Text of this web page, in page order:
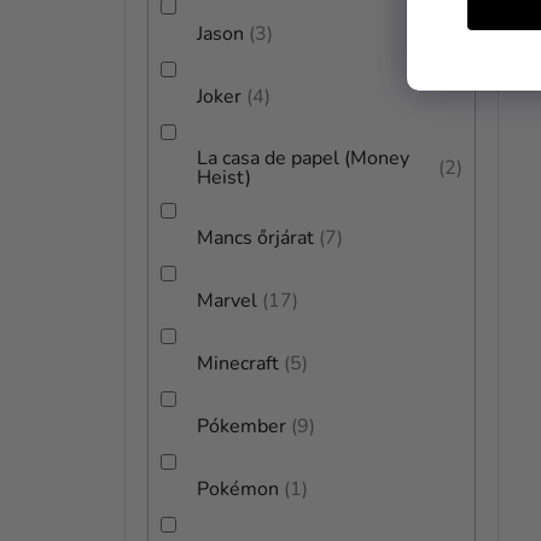
Jason 3
Joker 4
La casa de papel (Money
Heist) 2
Mancs őrjárat 7
Marvel 17
Minecraft 5
Pókember 9
Pokémon 1